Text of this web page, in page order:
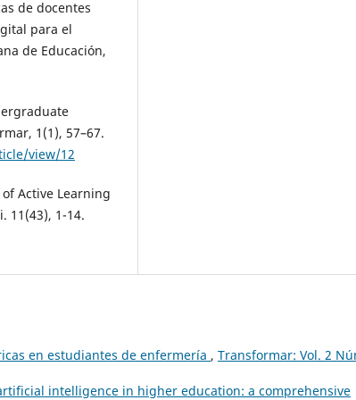
de docentes
para el
de Educación,
1(1), 57–67.
view/12
of Active Learning
11(43), 1-14.
en estudiantes de enfermería , Transformar: Vol. 2
intelligence in higher education: a comprehensive